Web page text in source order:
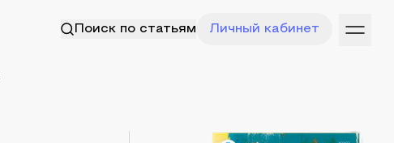
Поиск по статьям Личный кабинет